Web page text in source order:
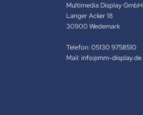
Multimedia Display GmbH
Langer Acker 18
30900 Wedemark
Telefon:05130 9758510
Mail:info@mm-display.de